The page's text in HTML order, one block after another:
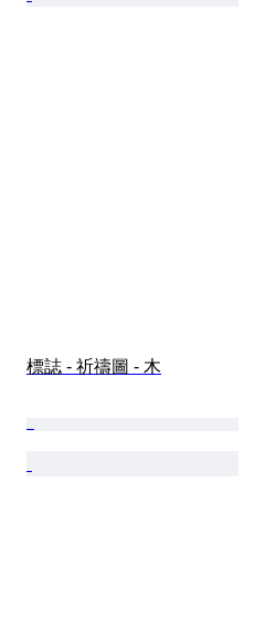
標誌 - 祈禱圖 - 木